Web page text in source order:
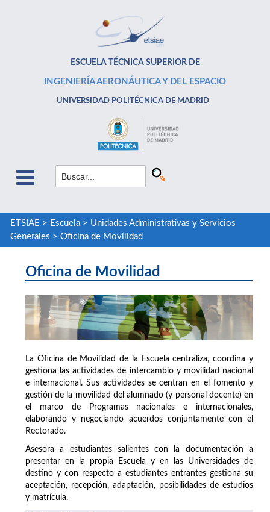
ESCUELA TÉCNICA SUPERIOR DE
INGENIERÍA AERONÁUTICA Y DEL ESPACIO
UNIVERSIDAD POLITÉCNICA DE MADRID
ETSIAE > Escuela> Unidades Administrativas y Servicios
Generales > Oficina de Movilidad
Oficina de Movilidad
La Oficina de Movilidad de la Escuela centraliza, coordina y
gestiona las actividades de intercambio y movilidad nacional
e internacional. Sus actividades se centran en el fomento y
gestión de la movilidad del alumnado (y personal docente) en
el marco de Programas nacionales e internacionales,
elaborando y negociando acuerdos conjuntamente con el
Rectorado.
Asesora a estudiantes salientes con la documentación a
presentar en la propia Escuela y en las Universidades de
destino y con respecto a estudiantes entrantes gestiona su
aceptación, recepción, adaptación, posibilidades de estudios
y matrícula.